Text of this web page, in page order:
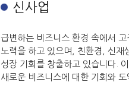
신사업
급변하는 비즈니스 환경 속에서
노력을 하고 있으며, 친환경, 신재
성장 기회를 창출하고 있습니다.
새로운 비즈니스에 대한 기회와